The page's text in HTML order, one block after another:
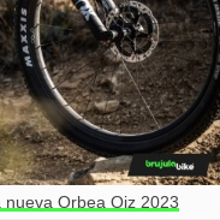
Orbea Oiz 2023